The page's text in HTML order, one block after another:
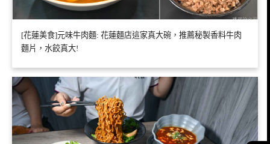
[花蓮美食]元味牛肉麵: 花蓮麵店這家真大碗，推薦秘製香料牛肉
麵片，水餃真大!